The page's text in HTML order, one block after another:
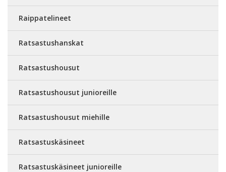
Raippatelineet
Ratsastushanskat
Ratsastushousut
Ratsastushousut junioreille
Ratsastushousut miehille
Ratsastuskäsineet
Ratsastuskäsineet junioreille